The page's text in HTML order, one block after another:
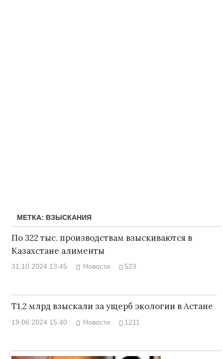
МЕТКА: ВЗЫСКАНИЯ
По 322 тыс. производствам взыскиваются в
Казахстане алименты
31.10.2024 13:45 Новости 523
Т1,2 млрд взыскали за ущерб экологии в Астане
19.06.2024 15:40 Новости 1211